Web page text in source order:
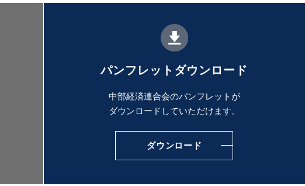
パンフレットダウンロード
中部経済連合会のパンフレットが
ダウンロードしていただけます。
ダウンロード